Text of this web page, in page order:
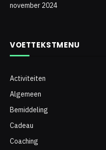
november 2024
VOETTEKSTMENU
Activiteiten
Algemeen
Bemiddeling
Cadeau
Coaching